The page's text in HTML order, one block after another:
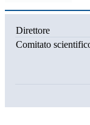
Direttore
Comitato